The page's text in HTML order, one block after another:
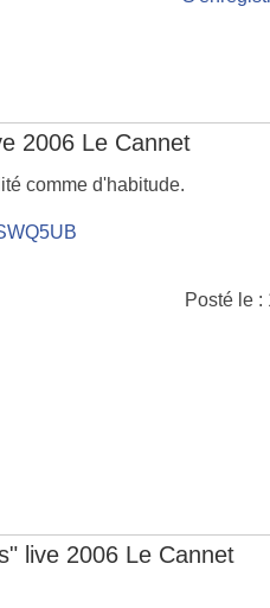
2006 Le Cannet
comme d'habitude.
Posté le :
live 2006 Le Cannet